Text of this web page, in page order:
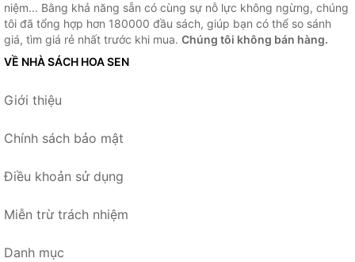
niệm... Bằng khả năng sẵn có cùng sự nỗ lực không ngừng, chúng
tôi đã tổng hợp hơn 180000 đầu sách, giúp bạn có thể so sánh
giá, tìm giá rẻ nhất trước khi mua. Chúng tôi không bán hàng.
VỀ NHÀ SÁCH HOA SEN
Giới thiệu
Chính sách bảo mật
Điều khoản sử dụng
Miễn trừ trách nhiệm
Danh mục